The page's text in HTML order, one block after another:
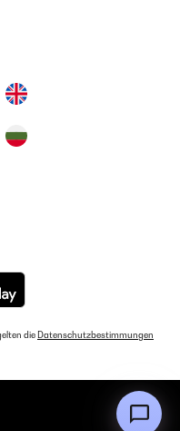
die Datenschutzbestimmungen